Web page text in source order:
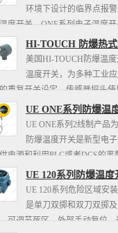
环境下设计的临界点报
度开关。ONE系列电子温度
和自身修正的功能，UE电子
接至PLC或D...
HI-TOUCH 防爆热
美国HI-TOUCH防爆温
温度开关，为多种工业
重复开关设定。传感器探头
传感器与热源相连，另一个温
提供过程中温度补...
UE ONE系列防爆温
UE ONE系列2线制产品
防爆温度开关是新型电
电源和利用PLC或者DCS的
关专门为目前只存在两根电缆
该系列防...
UE 120系列防爆温度
UE 120系列危险区域安
是单刀双掷和双刀双掷
可调节死区、外部手动复位